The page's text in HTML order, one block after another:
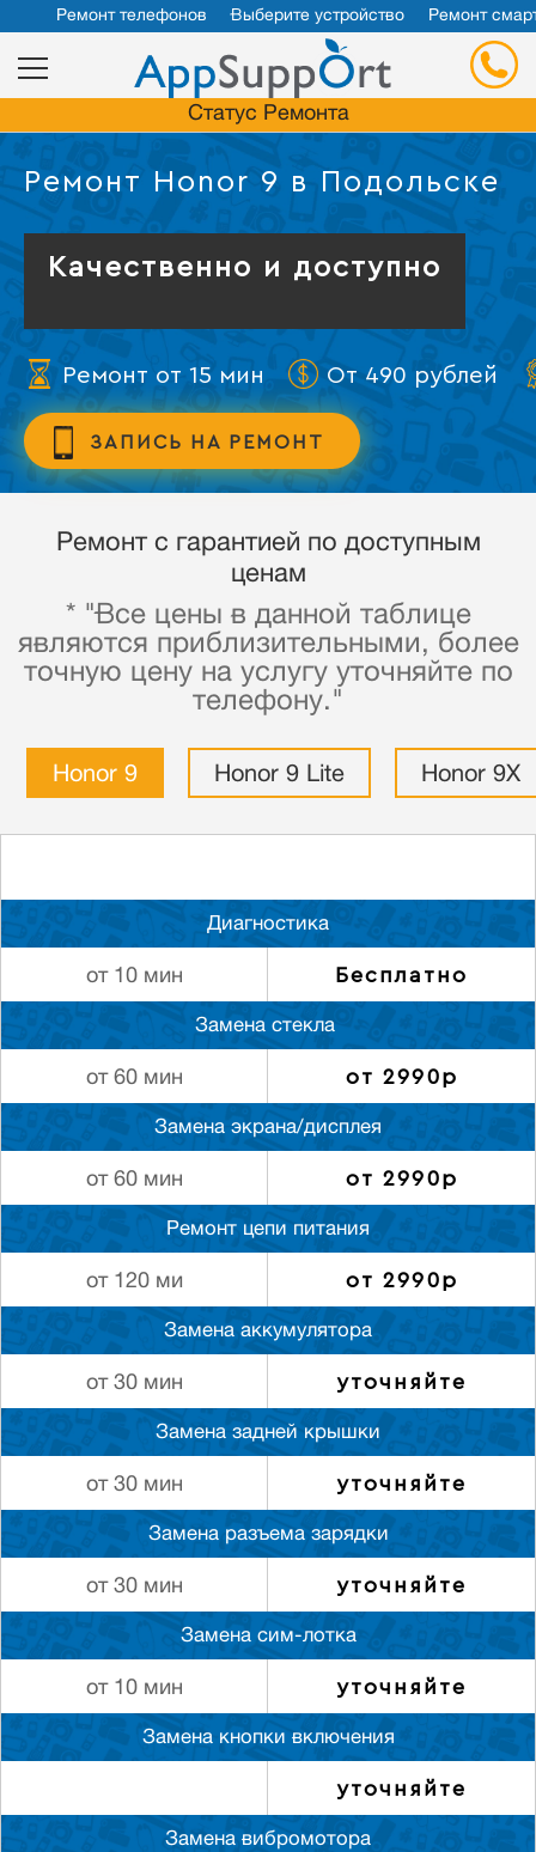
Ремонт телефонов Выберите устройство Ремонт
Статус Ремонта
Ремонт Honor 9 в Подольске
Качественно и доступно
Ремонт от 15 мин От 490 рублей
ЗАПИСЬ НА РЕМОНТ
Ремонт с гарантией по доступным
ценам
* "Все цены в данной таблице
являются приблизительными, более
точную цену на услугу уточняйте по
телефону."
Honor 9 Honor 9 Lite Honor 9X
Диагностика
от 10 мин Бесплатно
Замена стекла
от 60 мин от 2990р
Замена экрана/дисплея
от 60 мин от 2990р
Ремонт цепи питания
от 120 ми от 2990р
Замена аккумулятора
от 30 мин уточняйте
Замена задней крышки
от 30 мин уточняйте
Замена разъема зарядки
от 30 мин уточняйте
Замена сим-лотка
от 10 мин уточняйте
Замена кнопки включения
уточняйте
Замена вибромотора